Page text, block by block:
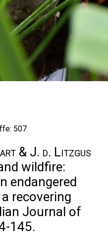
507
& J. d. Litzgus
wildfire:
endangered
recovering
Journal of
145.